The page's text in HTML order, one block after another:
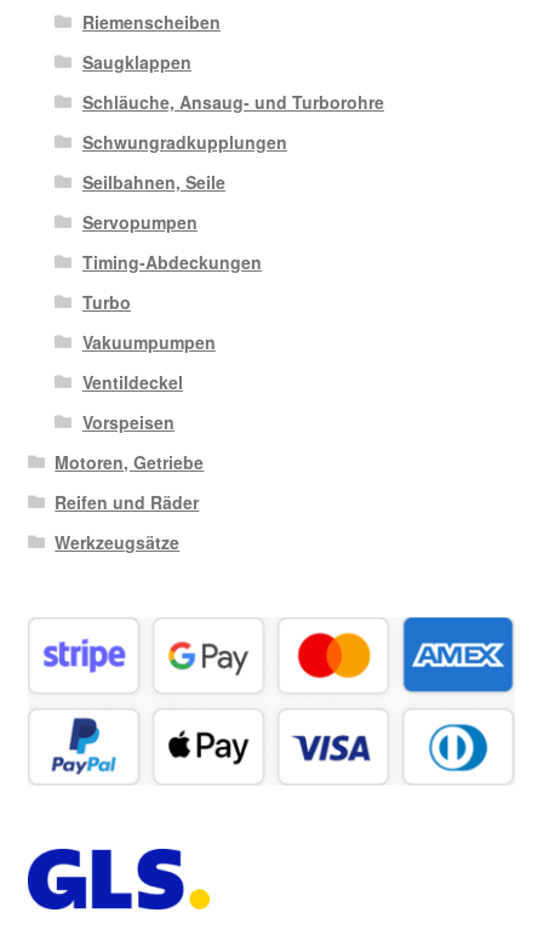
Riemenscheiben
Saugklappen
Schläuche, Ansaug- und Turborohre
Schwungradkupplungen
Seilbahnen, Seile
Servopumpen
Timing-Abdeckungen
Turbo
Vakuumpumpen
Ventildeckel
Vorspeisen
Motoren, Getriebe
Reifen und Räder
Werkzeugsätze